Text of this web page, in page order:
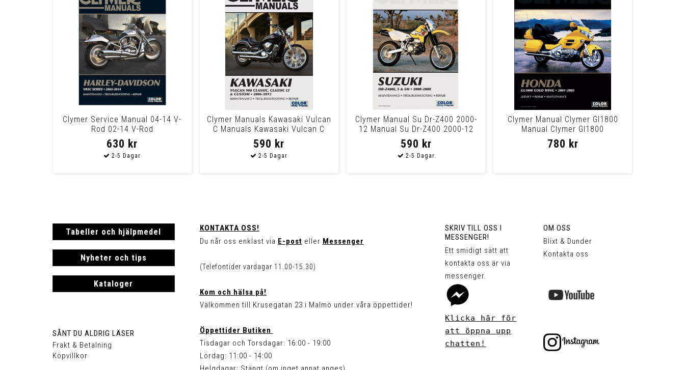
Clymer Service Manual 04-14 V-
Rod 02-14 V-Rod
630 kr
Clymer Manuals Kawasaki Vulcan
C Manuals Kawasaki Vulcan C
590 kr
Clymer Manual Su Dr-Z400 2000-
12 Manual Su Dr-Z400 2000-12
590 kr
Clymer Manual Clymer Gl1800
Manual Clymer Gl1800
780 kr
Tabeller och hjälpmedel
Nyheter och tips
Kataloger
SÅNT DU ALDRIG LÄSER
Frakt & Betalning
Köpvillkor
KONTAKTA OSS!
Du når oss enklast via E-post eller Messenger
(Telefontider vardagar 11.00-15.30)
Kom och hälsa på!
Välkommen till Krusegatan 23 i Malmö under våra öppettider!
Öppettider Butiken
Tisdagar och Torsdagar: 16:00 - 19:00
Lördag: 11:00 - 14:00
SKRIV TILL OSS I
MESSENGER!
Ett smidigt sätt att
kontakta oss är via
messenger.
Klicka här för
att öppna upp
chatten!
OM OSS
Blixt & Dunder
Kontakta oss